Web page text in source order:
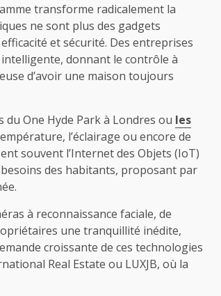
transforme radicalement la
ne sont plus des gadgets
et sécurité. Des entreprises
donnant le contrôle à
d’avoir une maison toujours
One Hyde Park à Londres ou les
l’éclairage ou encore de
souvent l’Internet des Objets (IoT)
des habitants, proposant par
à reconnaissance faciale, de
une tranquillité inédite,
croissante de ces technologies
Real Estate ou LUXJB, où la